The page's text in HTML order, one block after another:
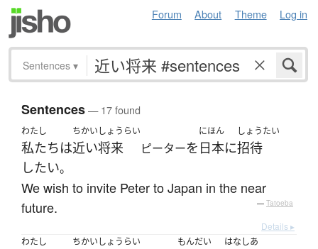
Forum About Theme Log in
Sentences ▾
Sentences— 17 found
わたし
私たちは
ちかいしょうらい
近い将来 ピーターを
にほん
日本に
しょうたい
招待
したい。
We wish to invite Peter to Japan in the near
future.
— Tatoeba
Details ▸
わたし
ちかいしょうらい もんだい はなしあ